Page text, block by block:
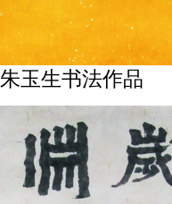
朱玉生书法作品